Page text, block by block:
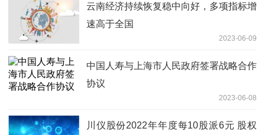
云南经济持续恢复稳中向好，多项指标增
速高于全国
2023-06-09
中国人寿与上海市人民政府签署战略合作
协议
2023-06-08
川仪股份2022年年度每10股派6元 股权